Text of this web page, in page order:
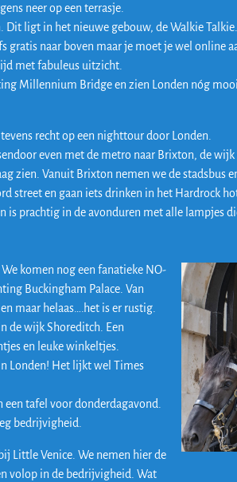
neer op een terrasje.
Dit ligt in het nieuwe gebouw, de Walkie
naar boven maar je moet je wel online
met fabuleus uitzicht.
Millennium Bridge en zien Londen nóg
recht op een nighttour door Londen.
even met de metro naar Brixton, de
zien. Vanuit Brixton nemen we de stadsbus
street en gaan iets drinken in het Hardrock
is prachtig in de avonduren met alle lampjes
komen nog een fanatieke NO-
Buckingham Palace. Van
maar helaas….het is er rustig.
de wijk Shoreditch. Een
en leuke winkeltjes.
Londen! Het lijkt wel Times
tafel voor donderdagavond.
bedrijvigheid.
Little Venice. We nemen hier de
volop in de bedrijvigheid. Wat